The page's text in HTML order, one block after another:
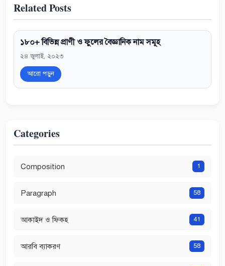
Related Posts
১৮০+ বিভিন্ন প্রাণী ও ফুলের বৈজ্ঞানিক নাম সমূহ
২৪ জুলাই, ২০২৩
আরো পড়ুন
Categories
Composition 1
Paragraph 58
আকাইদ ও ফিকহ 41
আরবি ব্যাকরণ 58